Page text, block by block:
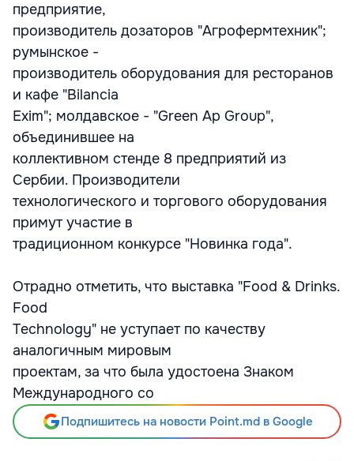
предприятие,
производитель дозаторов "Агрофермтехник";
румынское -
производитель оборудования для ресторанов
и кафе "Bilancia
Exim"; молдавское - "Green Ap Group",
объединившее на
коллективном стенде 8 предприятий из
Сербии. Производители
технологического и торгового оборудования
примут участие в
традиционном конкурсе "Новинка года".
Отрадно отметить, что выставка "Food & Drinks.
Food
Technology" не уступает по качеству
аналогичным мировым
проектам, за что была удостоена Знаком
Международного со
Подпишитесь на новости Point.md в Google